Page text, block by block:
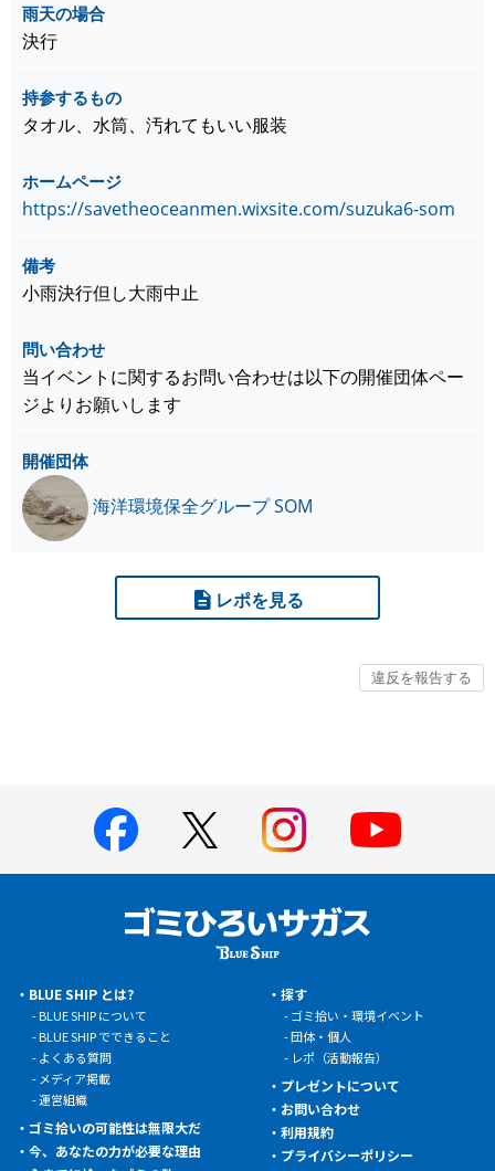
雨天の場合
決行
持参するもの
タオル、水筒、汚れてもいい服装
ホームページ
https://savetheoceanmen.wixsite.com/suzuka6-som
備考
小雨決行但し大雨中止
問い合わせ
当イベントに関するお問い合わせは以下の開催団体ペー
ジよりお願いします
開催団体
海洋環境保全グループ SOM
レポを見る
BLUE SHIP とは?
BLUE SHIP について
BLUE SHIP でできること
よくある質問
メディア掲載
運営組織
ゴミ拾いの可能性は無限大だ
今、あなたの力が必要な理由
探す
ゴミ拾い・環境イベント
団体・個人
レポ（活動報告）
プレゼントについて
お問い合わせ
利用規約
プライバシーポリシー